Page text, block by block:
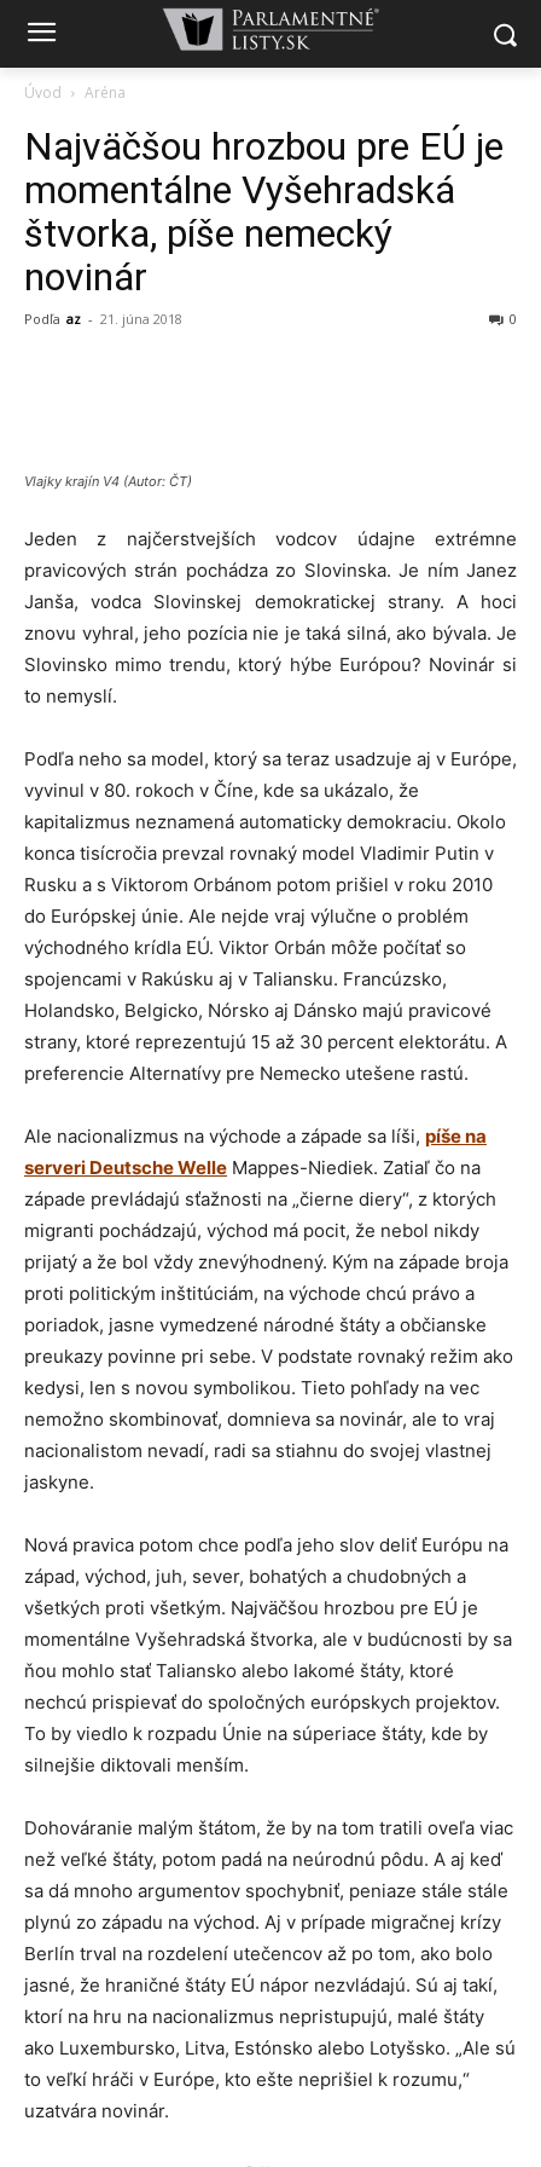
Úvod Aréna
Najväčšou hrozbou pre EÚ je
momentálne Vyšehradská
štvorka, píše nemecký
novinár
Podľa az - 21. júna 2018 0
Vlajky krajín V4 (Autor: ČT)
Jeden z najčerstvejších vodcov údajne extrémne
pravicových strán pochádza zo Slovinska. Je ním Janez
Janša, vodca Slovinskej demokratickej strany. A hoci
znovu vyhral, jeho pozícia nie je taká silná, ako bývala. Je
Slovinsko mimo trendu, ktorý hýbe Európou? Novinár si
to nemyslí.
Podľa neho sa model, ktorý sa teraz usadzuje aj v Európe,
vyvinul v 80. rokoch v Číne, kde sa ukázalo, že
kapitalizmus neznamená automaticky demokraciu. Okolo
konca tisícročia prevzal rovnaký model Vladimir Putin v
Rusku a s Viktorom Orbánom potom prišiel v roku 2010
do Európskej únie. Ale nejde vraj výlučne o problém
východného krídla EÚ. Viktor Orbán môže počítať so
spojencami v Rakúsku aj v Taliansku. Francúzsko,
Holandsko, Belgicko, Nórsko aj Dánsko majú pravicové
strany, ktoré reprezentujú 15 až 30 percent elektorátu. A
preferencie Alternatívy pre Nemecko utešene rastú.
Ale nacionalizmus na východe a západe sa líši, píše na
serveri Deutsche Welle Mappes-Niediek. Zatiaľ čo na
západe prevládajú sťažnosti na „čierne diery“, z ktorých
migranti pochádzajú, východ má pocit, že nebol nikdy
prijatý a že bol vždy znevýhodnený. Kým na západe broja
proti politickým inštitúciám, na východe chcú právo a
poriadok, jasne vymedzené národné štáty a občianske
preukazy povinne pri sebe. V podstate rovnaký režim ako
kedysi, len s novou symbolikou. Tieto pohľady na vec
nemožno skombinovať, domnieva sa novinár, ale to vraj
nacionalistom nevadí, radi sa stiahnu do svojej vlastnej
jaskyne.
Nová pravica potom chce podľa jeho slov deliť Európu na
západ, východ, juh, sever, bohatých a chudobných a
všetkých proti všetkým. Najväčšou hrozbou pre EÚ je
momentálne Vyšehradská štvorka, ale v budúcnosti by sa
ňou mohlo stať Taliansko alebo lakomé štáty, ktoré
nechcú prispievať do spoločných európskych projektov.
To by viedlo k rozpadu Únie na súperiace štáty, kde by
silnejšie diktovali menším.
Dohováranie malým štátom, že by na tom tratili oveľa viac
než veľké štáty, potom padá na neúrodnú pôdu. A aj keď
sa dá mnoho argumentov spochybniť, peniaze stále stále
plynú zo západu na východ. Aj v prípade migračnej krízy
Berlín trval na rozdelení utečencov až po tom, ako bolo
jasné, že hraničné štáty EÚ nápor nezvládajú. Sú aj takí,
ktorí na hru na nacionalizmus nepristupujú, malé štáty
ako Luxembursko, Litva, Estónsko alebo Lotyšsko. „Ale sú
to veľkí hráči v Európe, kto ešte neprišiel k rozumu,“
uzatvára novinár.